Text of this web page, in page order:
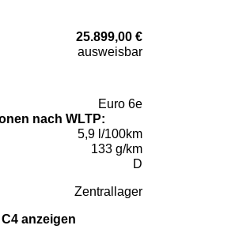
25.899,00 €
ausweisbar
Euro 6e
nach WLTP:
5,9 l/100km
133 g/km
D
Zentrallager
anzeigen